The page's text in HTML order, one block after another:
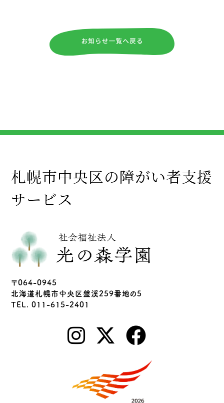
札幌市中央区の障がい者支援
サービス
〒064-0945
北海道札幌市中央区盤渓259番地の5
TEL. 011-615-2401